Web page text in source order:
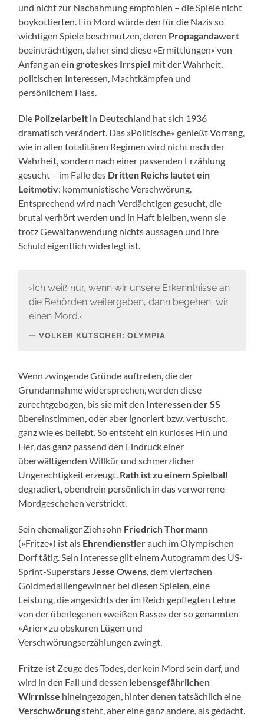
und nicht zur Nachahmung empfohlen – die Spiele nicht
boykottierten. Ein Mord würde den für die Nazis so
wichtigen Spiele beschmutzen, deren Propagandawert
beeinträchtigen, daher sind diese »Ermittlungen« von
Anfang anein groteskes Irrspiel mit der Wahrheit,
politischen Interessen, Machtkämpfen und
persönlichem Hass.
Die Polizeiarbeit in Deutschland hat sich 1936
dramatisch verändert. Das »Politische« genießt Vorrang,
wie in allen totalitären Regimen wird nicht nach der
Wahrheit, sondern nach einer passenden Erzählung
gesucht – im Falle des Dritten Reichs lautet ein
Leitmotiv: kommunistische Verschwörung.
Entsprechend wird nach Verdächtigen gesucht, die
brutal verhört werden und in Haft bleiben, wenn sie
trotz Gewaltanwendung nichts aussagen und ihre
Schuld eigentlich widerlegt ist.
›Ich weiß nur, wenn wir unsere Erkenntnisse an
die Behörden weitergeben, dann begehen wir
einen Mord.‹
VOLKER KUTSCHER: OLYMPIA
Wenn zwingende Gründe auftreten, die der
Grundannahme widersprechen, werden diese
zurechtgebogen, bis sie mit den Interessen der SS
übereinstimmen, oder aber ignoriert bzw. vertuscht,
ganz wie es beliebt. So entsteht ein kurioses Hin und
Her, das ganz passend den Eindruck einer
überwältigenden Willkür und schmerzlicher
Ungerechtigkeit erzeugt. Rath ist zu einem Spielball
degradiert, obendrein persönlich in das verworrene
Mordgeschehen verstrickt.
Sein ehemaliger Ziehsohn Friedrich Thormann
(»Fritze«) ist als Ehrendienstlerauch im Olympischen
Dorf tätig. Sein Interesse gilt einem Autogramm des US-
Sprint-SuperstarsJesse Owens, dem vierfachen
Goldmedaillengewinner bei diesen Spielen, eine
Leistung, die angesichts der im Reich gepflegten Lehre
von der überlegenen »weißen Rasse« der so genannten
»Arier« zu obskuren Lügen und
Verschwörungserzählungen zwingt.
Fritze ist Zeuge des Todes, der kein Mord sein darf, und
wird in den Fall und dessen lebensgefährlichen
Wirrnisse hineingezogen, hinter denen tatsächlich eine
Verschwörungsteht, aber eine ganz andere, als gedacht.